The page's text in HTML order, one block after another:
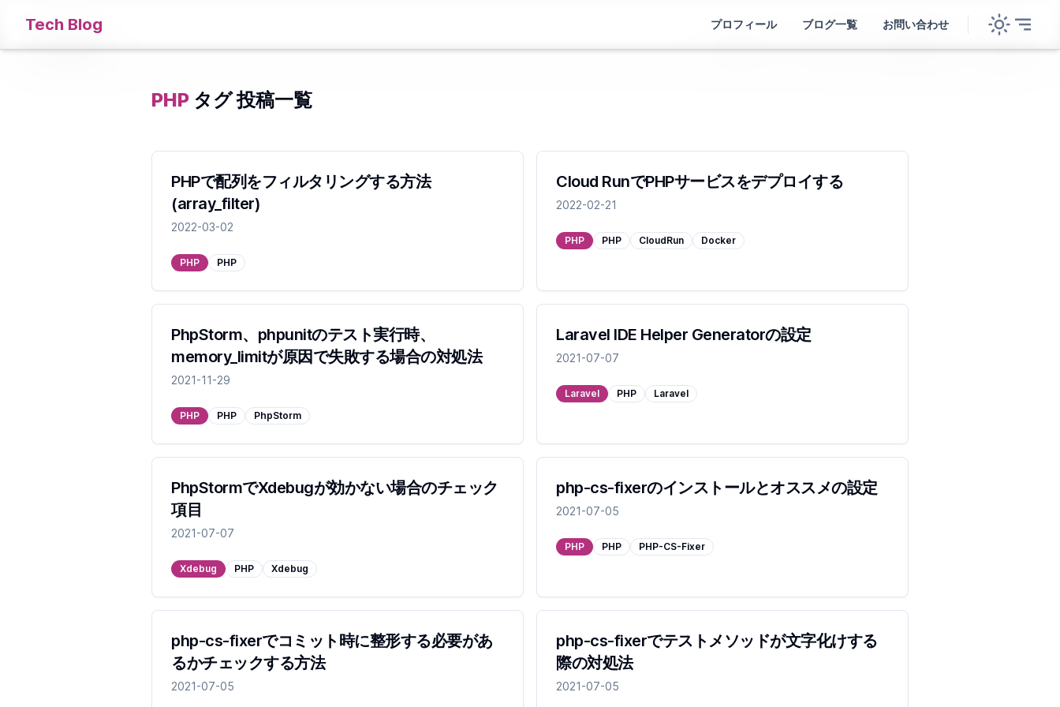
Tech Blog プロフィール ブログ一覧 お問い合わせ
PHP タグ 投稿一覧
PHPで配列をフィルタリングする方法
(array_filter)
2022-03-02
PHP PHP
Cloud RunでPHPサービスをデプロイする
2022-02-21
PHP PHP CloudRun Docker
PhpStorm、phpunitのテスト実行時、
memory_limitが原因で失敗する場合の対処法
2021-11-29
PHP PHP PhpStorm
Laravel IDE Helper Generatorの設定
2021-07-07
Laravel PHP Laravel
PhpStormでXdebugが効かない場合のチェック
項目
2021-07-07
Xdebug PHP Xdebug
php-cs-fixerのインストールとオススメの設定
2021-07-05
PHP PHP PHP-CS-Fixer
php-cs-fixerでコミット時に整形する必要があ
るかチェックする方法
2021-07-05
php-cs-fixerでテストメソッドが文字化けする
際の対処法
2021-07-05